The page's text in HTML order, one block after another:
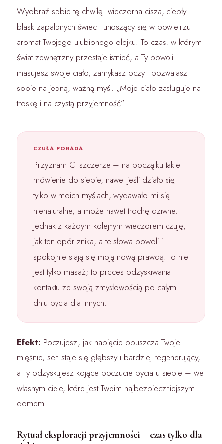
Wyobraź sobie tę chwilę: wieczorna cisza, ciepły
blask zapalonych świec i unoszący się w powietrzu
aromat Twojego ulubionego olejku. To czas, w którym
świat zewnętrzny przestaje istnieć, a Ty powoli
masujesz swoje ciało, zamykasz oczy i pozwalasz
sobie na jedną, ważną myśl: „Moje ciało zasługuje na
troskę i na czystą przyjemność”.
CZUŁA PORADA
Przyznam Ci szczerze – na początku takie
mówienie do siebie, nawet jeśli działo się
tylko w moich myślach, wydawało mi się
nienaturalne, a może nawet trochę dziwne.
Jednak z każdym kolejnym wieczorem czuję,
jak ten opór znika, a te słowa powoli i
spokojnie stają się moją nową prawdą. To nie
jest tylko masaż; to proces odzyskiwania
kontaktu ze swoją zmysłowością po całym
dniu bycia dla innych.
Efekt: Poczujesz, jak napięcie opuszcza Twoje
mięśnie, sen staje się głębszy i bardziej regenerujący,
a Ty odzyskujesz kojące poczucie bycia u siebie – we
własnym ciele, które jest Twoim najbezpieczniejszym
domem.
Rytuał eksploracji przyjemności – czas tylko dla